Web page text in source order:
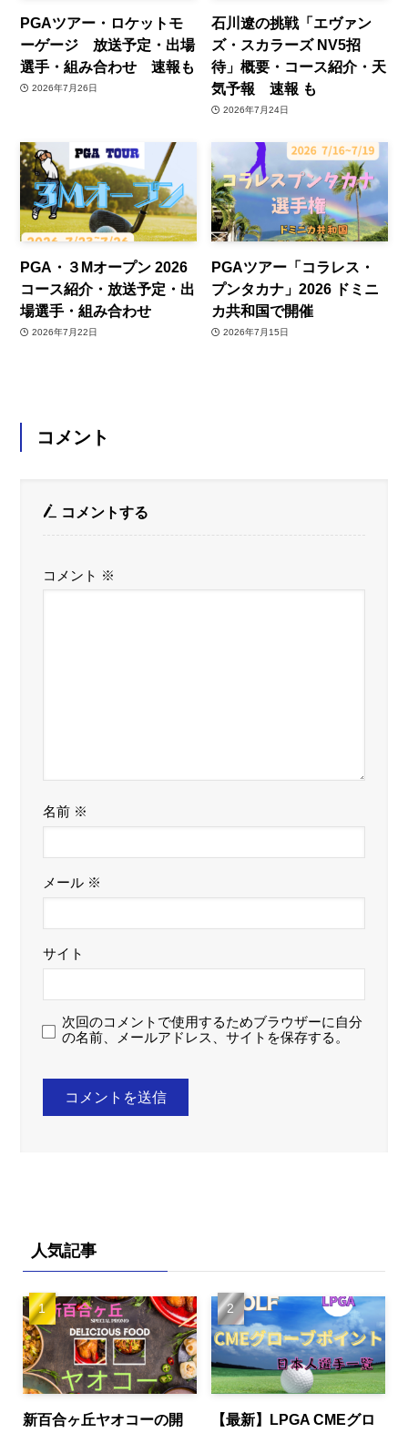
PGAツアー・ロケットモ
ーゲージ 放送予定・出場
選手・組み合わせ 速報も
2026年7月26日
石川遼の挑戦「エヴァン
ズ・スカラーズ NV5招
待」概要・コース紹介・天
気予報 速報 も
2026年7月24日
PGA・３Mオープン 2026
コース紹介・放送予定・出
場選手・組み合わせ
2026年7月22日
PGAツアー「コラレス・
プンタカナ」2026 ドミニ
カ共和国で開催
2026年7月15日
コメント
コメントする
コメント ※
名前 ※
メール ※
サイト
次回のコメントで使用するためブラウザーに自分
の名前、メールアドレス、サイトを保存する。
人気記事
新百合ヶ丘ヤオコーの開 【最新】LPGA CMEグロ